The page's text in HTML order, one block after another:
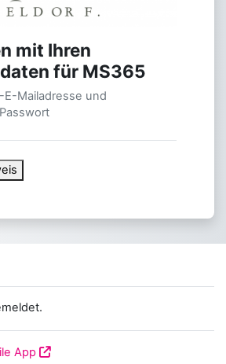
bei 'Robert
mit Ihren
für MS365
E-Mailadresse und
App